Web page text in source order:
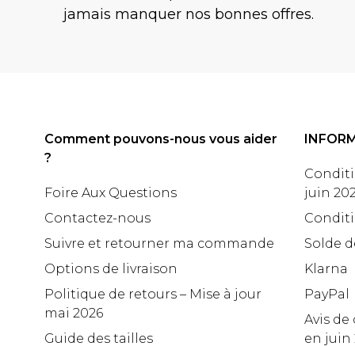
jamais manquer nos bonnes offres.
Comment pouvons-nous vous aider
?
Foire Aux Questions
Contactez-nous
Suivre et retourner ma commande
Options de livraison
Politique de retours – Mise à jour
mai 2026
Guide des tailles
juin
Solde
Klarna
PayPal
Avis
en juin